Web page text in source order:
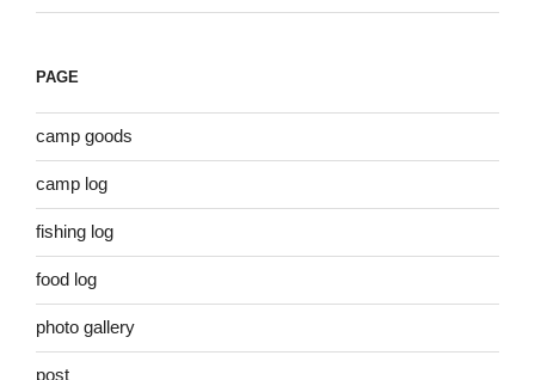
PAGE
camp goods
camp log
fishing log
food log
photo gallery
post